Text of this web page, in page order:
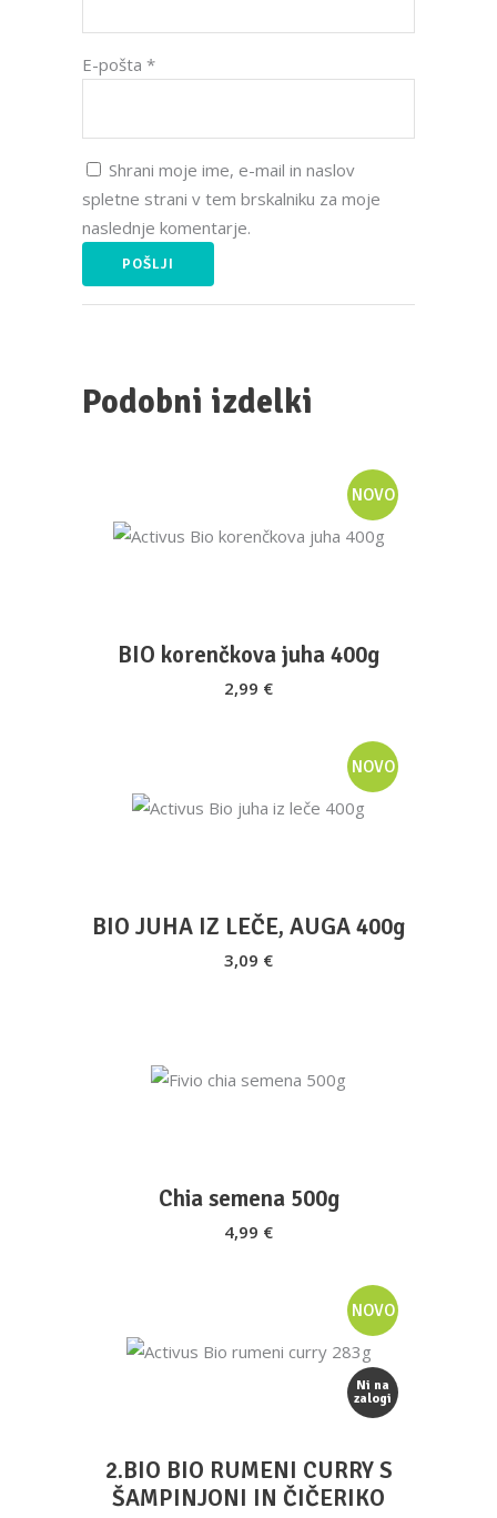
E-pošta *
Shrani moje ime, e-mail in naslov
spletne strani v tem brskalniku za moje
naslednje komentarje.
Podobni izdelki
NOVO
DODAJ V KOŠARICO
BIO korenčkova juha 400g
2,99 €
NOVO
DODAJ V KOŠARICO
BIO JUHA IZ LEČE, AUGA 400g
3,09 €
DODAJ V KOŠARICO
Chia semena 500g
4,99 €
NOVO
Ni na
zalogi
BERI DALJE
2.BIO BIO RUMENI CURRY S
ŠAMPINJONI IN ČIČERIKO